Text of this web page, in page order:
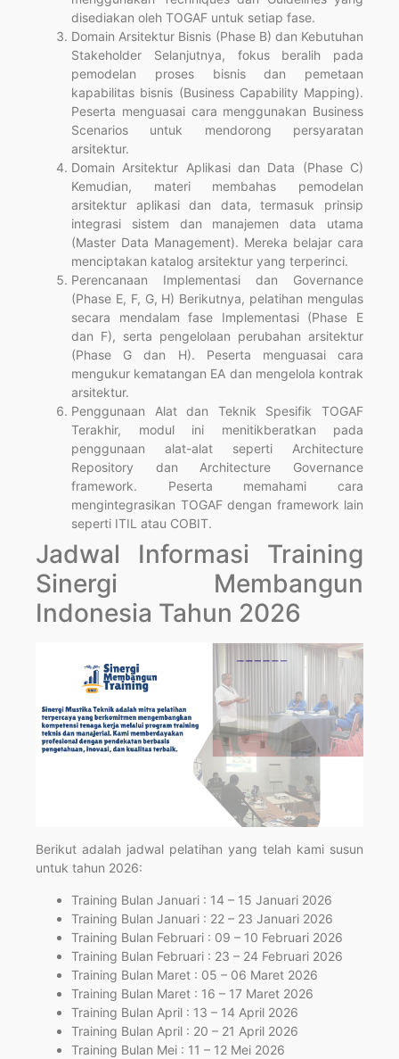
disediakan oleh TOGAF untuk setiap fase.
Domain Arsitektur Bisnis (Phase B) dan Kebutuhan
Stakeholder Selanjutnya, fokus beralih pada
pemodelan proses bisnis dan pemetaan
kapabilitas bisnis (Business Capability Mapping).
Peserta menguasai cara menggunakan Business
Scenarios untuk mendorong persyaratan
arsitektur.
Domain Arsitektur Aplikasi dan Data (Phase C)
Kemudian, materi membahas pemodelan
arsitektur aplikasi dan data, termasuk prinsip
integrasi sistem dan manajemen data utama
(Master Data Management). Mereka belajar cara
menciptakan katalog arsitektur yang terperinci.
Perencanaan Implementasi dan Governance
(Phase E, F, G, H) Berikutnya, pelatihan mengulas
secara mendalam fase Implementasi (Phase E
dan F), serta pengelolaan perubahan arsitektur
(Phase G dan H). Peserta menguasai cara
mengukur kematangan EA dan mengelola kontrak
arsitektur.
Penggunaan Alat dan Teknik Spesifik TOGAF
Terakhir, modul ini menitikberatkan pada
penggunaan alat-alat seperti Architecture
Repository dan Architecture Governance
framework. Peserta memahami cara
mengintegrasikan TOGAF dengan framework lain
seperti ITIL atau COBIT.
Jadwal Informasi Training
Sinergi Membangun
Indonesia Tahun 2026
Berikut adalah jadwal pelatihan yang telah kami susun
untuk tahun 2026:
Training Bulan Januari : 14 – 15 Januari 2026
Training Bulan Januari : 22 – 23 Januari 2026
Training Bulan Februari : 09 – 10 Februari 2026
Training Bulan Februari : 23 – 24 Februari 2026
Training Bulan Maret : 05 – 06 Maret 2026
Training Bulan Maret : 16 – 17 Maret 2026
Training Bulan April : 13 – 14 April 2026
Training Bulan April : 20 – 21 April 2026
Training Bulan Mei : 11 – 12 Mei 2026